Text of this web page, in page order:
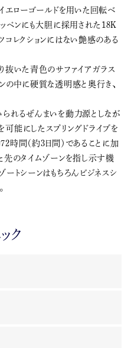
エローゴールドを用いた回転ベ
ペンにも大胆に採用された18K
コレクションにはない艶感のある
抜いた青色のサファイアガラス
の中に硬質な透明感と奥行き、
れるぜんまいを動力源としなが
能にしたスプリングドライブを
間（約3日間）であることに加
先のタイムゾーンを指し示す機
ートシーンはもちろんビジネスシ
ク